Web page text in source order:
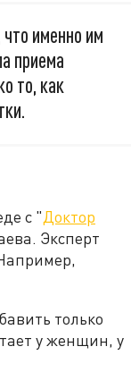
именно им
приема
то, как
с "Доктор
Эксперт
только
у женщин, у